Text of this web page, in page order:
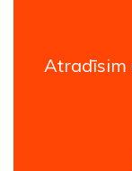
Atradīsim